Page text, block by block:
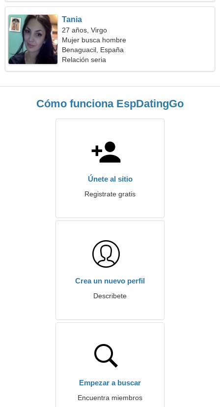
Tania
27 años, Virgo
Mujer busca hombre
Benaguacil, España
Relación seria
Cómo funciona EspDatingGo
Únete al sitio
Registrate gratis
Crea un nuevo perfil
Describete
Empezar a buscar
Encuentra miembros